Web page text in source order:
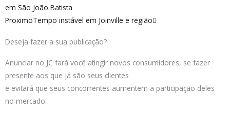
em São João Batista
ProximoTempo instável em Joinville e região
Deseja fazer a sua publicação?
Anunciar no JC fará você atingir novos consumidores, se fazer
presente aos que já são seus clientes
e evitará que seus concorrentes aumentem a participação deles
no mercado.